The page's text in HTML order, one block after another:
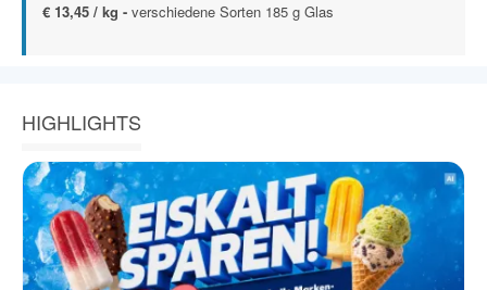
€ 13,45 / kg - verschiedene Sorten 185 g Glas
HIGHLIGHTS